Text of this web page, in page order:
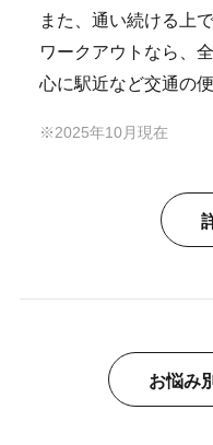
また、通い続ける上
ワークアウトなら、
心に駅近など交通の
2025年10月現在
お悩み